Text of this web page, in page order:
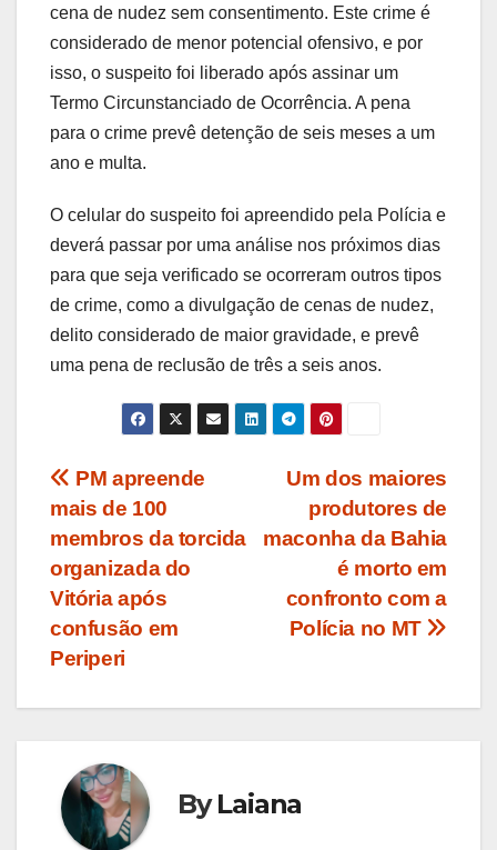
cena de nudez sem consentimento. Este crime é
considerado de menor potencial ofensivo, e por
isso, o suspeito foi liberado após assinar um
Termo Circunstanciado de Ocorrência. A pena
para o crime prevê detenção de seis meses a um
ano e multa.
O celular do suspeito foi apreendido pela Polícia e
deverá passar por uma análise nos próximos dias
para que seja verificado se ocorreram outros tipos
de crime, como a divulgação de cenas de nudez,
delito considerado de maior gravidade, e prevê
uma pena de reclusão de três a seis anos.
Navegação
de
Post
Um dos maiores
produtores de
maconha da Bahia
é morto em
confronto com a
Polícia no MT
PM apreende
mais de 100
membros da torcida
organizada do
Vitória após
confusão em
Periperi
ByLaiana